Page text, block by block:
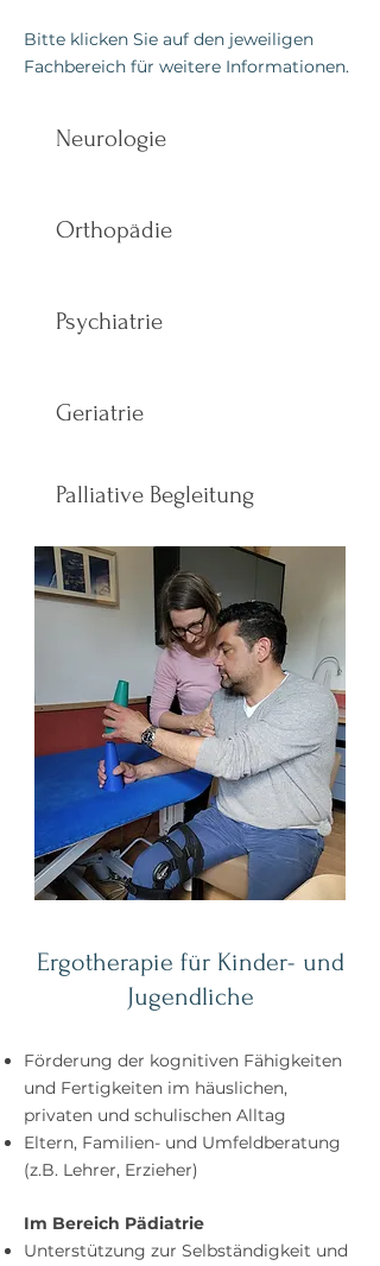
Bitte klicken Sie auf den jeweiligen
Fachbereich für weitere Informationen.
Neurologie
Orthopädie
Psychiatrie
Geriatrie
Palliative Begleitung
Ergotherapie für Kinder- und
Jugendliche
Förderung der kognitiven Fähigkeiten
und Fertigkeiten im häuslichen,
privaten und schulischen Alltag
Eltern, Familien- und Umfeldberatung
(z.B. Lehrer, Erzieher)
Im Bereich Pädiatrie
Unterstützung zur Selbständigkeit und